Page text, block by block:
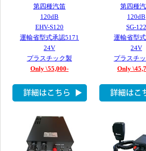
第四種汽笛
120dB
EHV-S120
運輸省型式承認5171
24V
プラスチック製
Only \55,000-
第四種
120dB
SG-122
運輸省型
24V
プラスチ
Only